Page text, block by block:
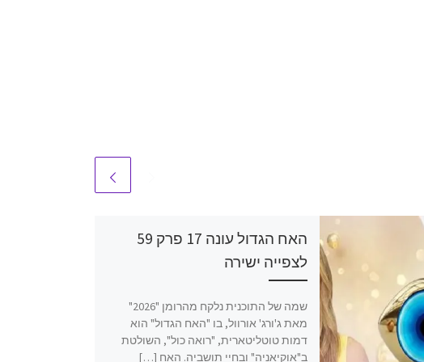
האח הגדול עונה 17 פרק 59
לצפייה ישירה
שמה של התוכנית נלקח מהרומן "2026"
מאת ג'ורג' אורוול, בו "האח הגדול" הוא
דמות טוטליטארית, "רואה כול", השולטת
ב"אוקיאניה" ובחיי תושביה. האח […]